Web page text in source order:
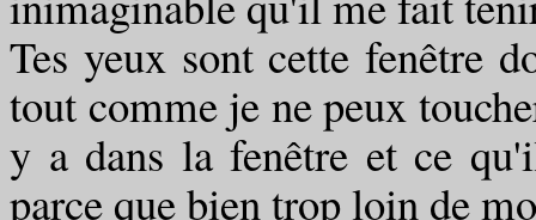
Tes yeux sont cette fenêtre
tout comme je ne peux
y a dans la fenêtre et ce
parce que bien trop loin de